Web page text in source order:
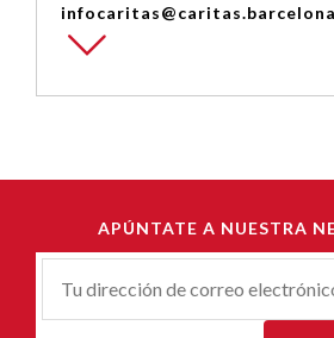
infocaritas@caritas.barcelona
APÚNTATE A NUESTRA
Correu-